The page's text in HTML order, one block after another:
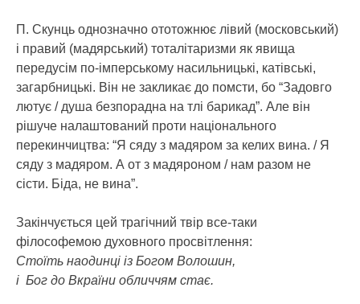
П. Скунць однозначно ототожнює лівий (московський)
і правий (мадярський) тоталітаризми як явища
передусім по-імперському насильницькі, катівські,
загарбницькі. Він не закликає до помсти, бо “Задовго
лютує / душа безпорадна на тлі барикад”. Але він
рішуче налаштований проти національного
перекинчицтва: “Я сяду з мадяром за келих вина. / Я
сяду з мадяром. А от з мадяроном / нам разом не
сісти. Біда, не вина”.
Закінчується цей трагічний твір все-таки
філософемою духовного просвітлення:
Стоїть наодинці із Богом Волошин,
і Бог до Вкраїни обличчям стає.